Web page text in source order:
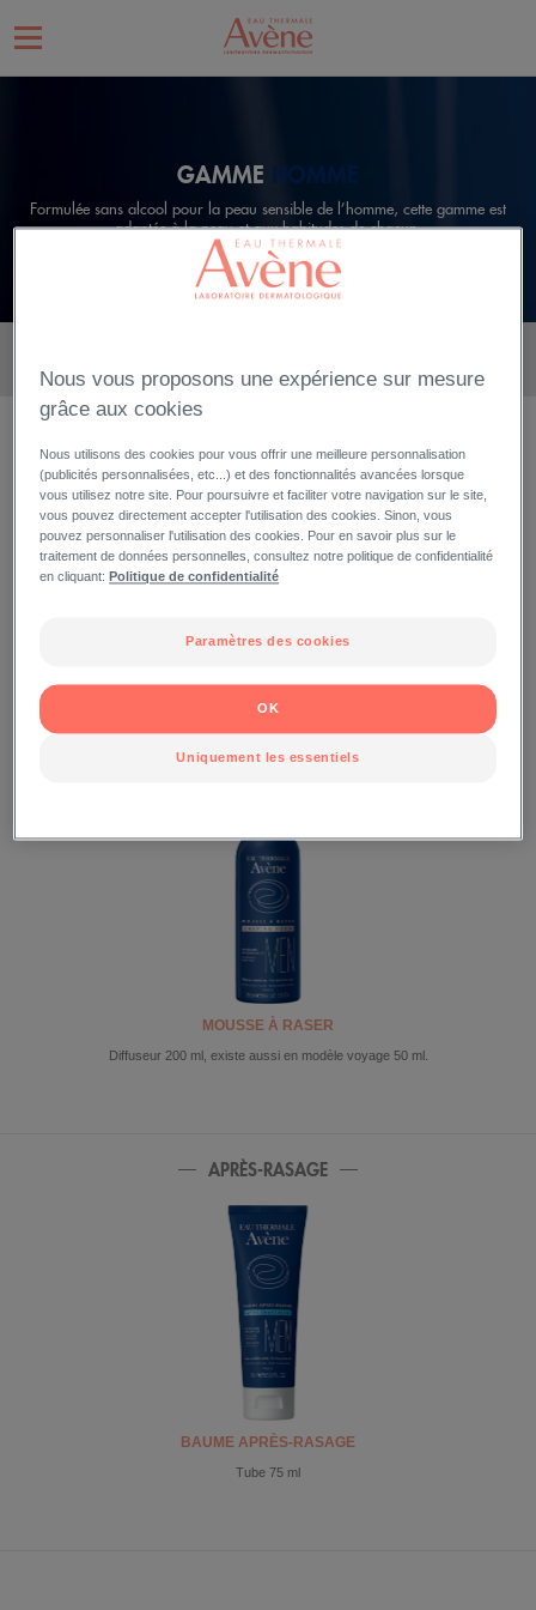
GAMME HOMME
Formulée sans alcool pour la peau sensible de l’homme, cette gamme est
adaptée à la peau et aux habitudes de chacun.
GEL DE RASAGE
Diffuseur 150 ml, existe aussi en modèle voyage 25 ml.
MOUSSE À RASER
Diffuseur 200 ml, existe aussi en modèle voyage 50 ml.
APRÈS-RASAGE
BAUME APRÈS-RASAGE
Tube 75 ml
Nous vous proposons une expérience sur mesure
grâce aux cookies
Nous utilisons des cookies pour vous offrir une meilleure personnalisation
(publicités personnalisées, etc...) et des fonctionnalités avancées lorsque
vous utilisez notre site. Pour poursuivre et faciliter votre navigation sur le site,
vous pouvez directement accepter l'utilisation des cookies. Sinon, vous
pouvez personnaliser l'utilisation des cookies. Pour en savoir plus sur le
traitement de données personnelles, consultez notre politique de confidentialité
en cliquant: Politique de confidentialité
Paramètres des cookies
Uniquement les essentiels
OK